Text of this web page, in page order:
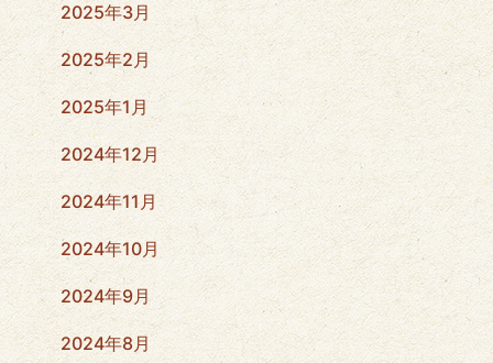
2025年3月
2025年2月
2025年1月
2024年12月
2024年11月
2024年10月
2024年9月
2024年8月